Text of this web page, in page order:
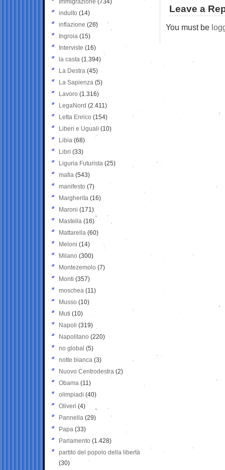
Leave a
You must be
Immigrazione (734)
indulto (14)
inflazione (26)
Ingroia (15)
Interviste (16)
la casta (1.394)
La Destra (45)
La Sapienza (5)
Lavoro (1.316)
LegaNord (2.411)
Letta Enrico (154)
Liberi e Uguali (10)
Libia (68)
Libri (33)
Liguria Futurista (25)
mafia (543)
manifesto (7)
Margherita (16)
Maroni (171)
Mastella (16)
Mattarella (60)
Meloni (14)
Milano (300)
Montezemolo (7)
Monti (357)
moschea (11)
Musso (10)
Muti (10)
Napoli (319)
Napolitano (220)
no global (5)
notte bianca (3)
Nuovo Centrodestra (2)
Obama (11)
olimpiadi (40)
Oliveri (4)
Pannella (29)
Papa (33)
Parlamento (1.428)
partito del popolo della libertà
(30)